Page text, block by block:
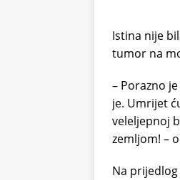
Istina nije
tumor na
– Porazno
je. Umrijet
veleljepnoj
zemljom! –
Na